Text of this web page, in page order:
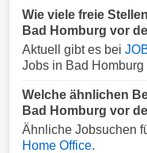
Wie viele freie
Bad Homburg vor
Aktuell gibt es bei
Jobs in Bad Homburg
Welche ähnlichen
Bad Homburg vor
Ähnliche Jobsuchen
Home Office.